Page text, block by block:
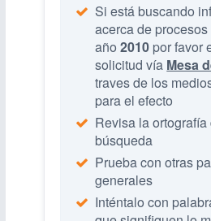
Si está buscando
acerca de
año2010 por favor
solicitud vía Mesa
traves de los
para el efecto
Revisa la ortografía
búsqueda
Prueba con otras
generales
Inténtalo con